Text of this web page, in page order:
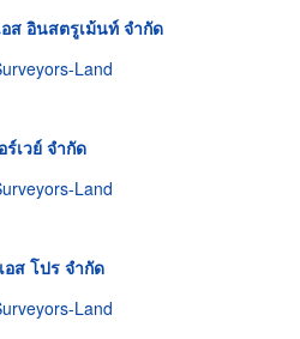
ส อินสตรูเม้นท์ จำกัด
Land
เวย์ จำกัด
Land
อส โปร จำกัด
Land